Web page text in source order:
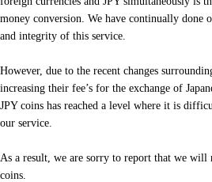
money conversion. We have continually done
and integrity of this service.
However, due to the recent changes
increasing their fee’s for the exchange of
JPY coins has reached a level where it is
our service.
As a result, we are sorry to report that we will
coins.